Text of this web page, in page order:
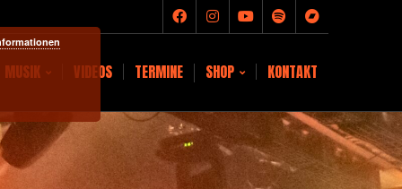
MUSIK VIDEOS TERMINE SHOP KONTAKT